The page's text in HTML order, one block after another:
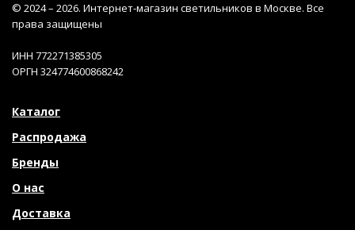
© 2024 – 2026. Интернет-магазин светильников в Москве. Все
права защищены
ИНН 772271385305
ОРГН 324774600868242
Каталог
Распродажа
Бренды
О нас
Доставка